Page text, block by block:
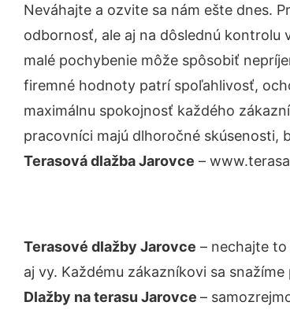
Neváhajte a ozvite sa nám ešte dnes.
odbornosť, ale aj na dôslednú kontrolu
malé pochybenie môže spôsobiť
firemné hodnoty patrí spoľahlivosť,
maximálnu spokojnosť každého
pracovníci majú dlhoročné skúsenosti,
Terasová dlažba Jarovce –
Terasové dlažby Jarovce – nechajte
aj vy. Každému zákazníkovi sa
Dlažby na terasu Jarovce –